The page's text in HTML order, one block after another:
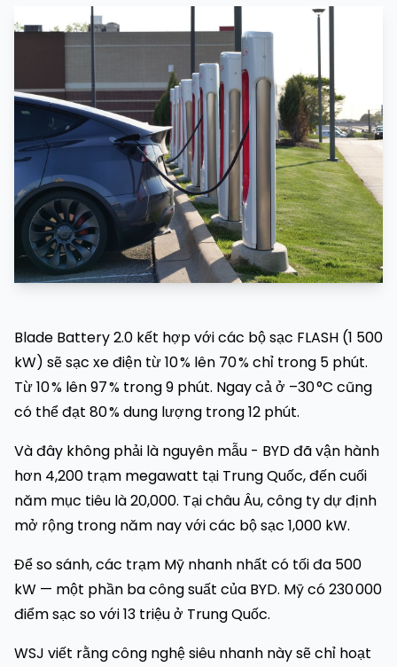
Blade Battery 2.0 kết hợp với các bộ sạc FLASH (1 500
kW) sẽ sạc xe điện từ 10 % lên 70 % chỉ trong 5 phút.
Từ 10 % lên 97 % trong 9 phút. Ngay cả ở –30 °C cũng
có thể đạt 80 % dung lượng trong 12 phút.
Và đây không phải là nguyên mẫu - BYD đã vận hành
hơn 4,200 trạm megawatt tại Trung Quốc, đến cuối
năm mục tiêu là 20,000. Tại châu Âu, công ty dự định
mở rộng trong năm nay với các bộ sạc 1,000 kW.
Để so sánh, các trạm Mỹ nhanh nhất có tối đa 500
kW — một phần ba công suất của BYD. Mỹ có 230 000
điểm sạc so với 13 triệu ở Trung Quốc.
WSJ viết rằng công nghệ siêu nhanh này sẽ chỉ hoạt